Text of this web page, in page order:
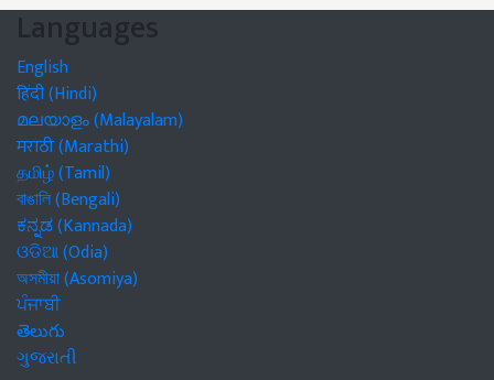
Languages
English
हिंदी (Hindi)
മലയാളം (Malayalam)
मराठी (Marathi)
தமிழ் (Tamil)
বাঙালি (Bengali)
ಕನ್ನಡ (Kannada)
ଓଡିଆ (Odia)
অসমীয়া (Asomiya)
ਪੰਜਾਬੀ
తెలుగు
ગુજરાતી